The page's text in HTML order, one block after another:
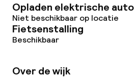
Opladen elektrische auto
Niet beschikbaar op locatie
Fietsenstalling
Beschikbaar
Over de wijk